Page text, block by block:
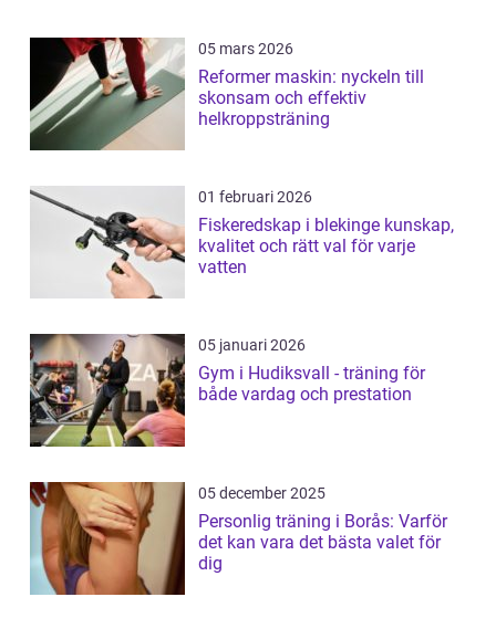
05 mars 2026
Reformer maskin: nyckeln till
skonsam och effektiv
helkroppsträning
01 februari 2026
Fiskeredskap i blekinge kunskap,
kvalitet och rätt val för varje
vatten
05 januari 2026
Gym i Hudiksvall - träning för
både vardag och prestation
05 december 2025
Personlig träning i Borås: Varför
det kan vara det bästa valet för
dig